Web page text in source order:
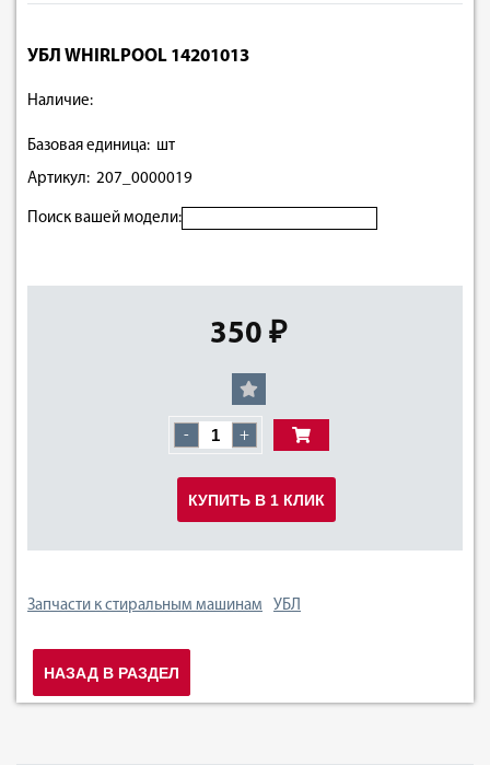
УБЛ WHIRLPOOL 14201013
Наличие:
Базовая единица: шт
Артикул: 207_0000019
Поиск вашей модели:
350 ₽
- +
КУПИТЬ В 1 КЛИК
Запчасти к стиральным машинам УБЛ
НАЗАД В РАЗДЕЛ